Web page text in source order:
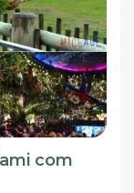
com